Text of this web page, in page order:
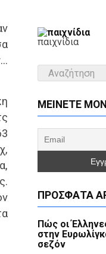
παιχνίδια
ΜΕΊΝΕΤΕ
ΠΡΌΣΦΑΤΑ
Πώς οι
στην
σεζόν